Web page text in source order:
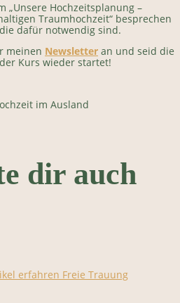
„Unsere Hochzeitsplanung –
Traumhochzeit“ besprechen
dafür notwendig sind.
meinen Newsletter an und seid die
Kurs wieder startet!
dir auch